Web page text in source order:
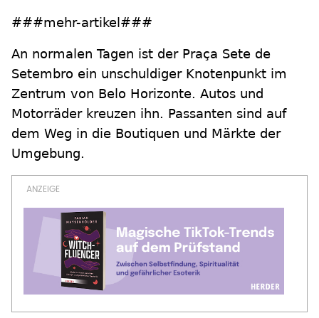
###mehr-artikel###
An normalen Tagen ist der Praça Sete de
Setembro ein unschuldiger Knotenpunkt im
Zentrum von Belo Horizonte. Autos und
Motorräder kreuzen ihn. Passanten sind auf
dem Weg in die Boutiquen und Märkte der
Umgebung.